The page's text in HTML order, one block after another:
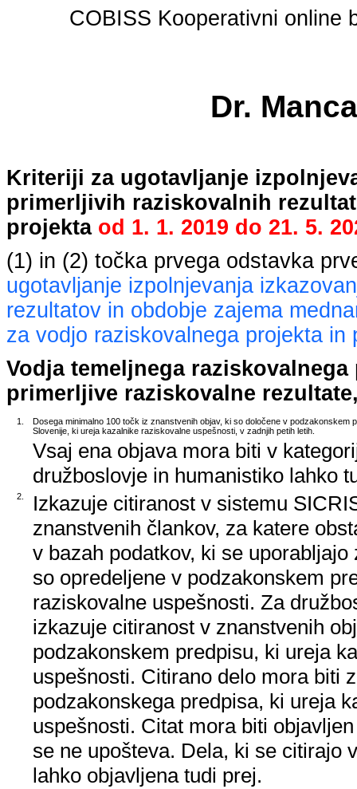
COBISS Kooperativni online
Dr.
Kriteriji za ugotavljanje
primerljivih raziskovalnih
projekta od 1. 1. 2019 do 21. 5.
(1) in (2) točka prvega odstavka
ugotavljanje izpolnjevanja
rezultatov in obdobje zajema
za vodjo raziskovalnega projekta in
Vodja temeljnega
primerljive raziskovalne
1.
Dosega minimalno 100 točk iz znanstvenih objav, ki so določene v
Slovenije, ki ureja kazalnike raziskovalne uspešnosti, v zadnjih petih letih.
Vsaj ena objava mora biti v
družboslovje in humanistiko lahko
2.
Izkazuje citiranost v sistemu
znanstvenih člankov, za katere
v bazah podatkov, ki se
so opredeljene v podzakonskem
raziskovalne uspešnosti. Za
izkazuje citiranost v znanstvenih
podzakonskem predpisu, ki ureja
uspešnosti. Citirano delo mora biti
podzakonskega predpisa, ki ureja
uspešnosti. Citat mora biti
se ne upošteva. Dela, ki se citirajo
lahko objavljena tudi prej.